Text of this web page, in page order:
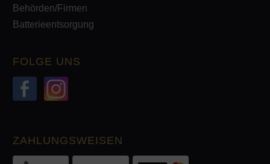
Behörden/Firmen
Batterieentsorgung
FOLGE UNS
ZAHLUNGSWEISEN